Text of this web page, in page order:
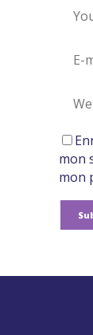
mon
mon